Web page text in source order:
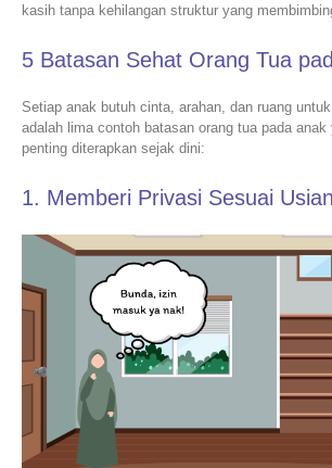
kasih tanpa kehilangan struktur yang
5 Batasan Sehat Orang Tua
Setiap anak butuh cinta, arahan, dan ruang
adalah lima contoh batasan orang tua pada anak
penting diterapkan sejak dini:
1. Memberi Privasi Sesuai